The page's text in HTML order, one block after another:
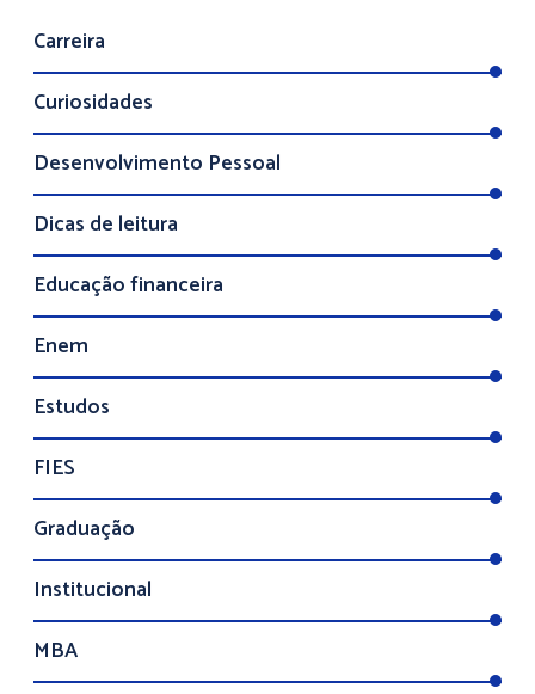
Carreira
Curiosidades
Desenvolvimento Pessoal
Dicas de leitura
Educação financeira
Enem
Estudos
FIES
Graduação
Institucional
MBA